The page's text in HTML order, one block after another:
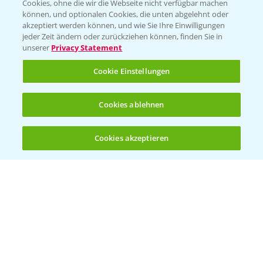
(noch 4)
KONTAKT
Hilfe in Notfällen
T.+49 (0)214/30-20220
Folgen Sie uns
Cookies, ohne die wir die Webseite nicht verfügbar machen
können, und optionalen Cookies, die unten abgelehnt oder
akzeptiert werden können, und wie Sie Ihre Einwilligungen
jeder Zeit ändern oder zurückziehen können, finden Sie in
unserer Privacy Statement
Cookie Einstellungen
Cookies ablehnen
Cookies akzeptieren